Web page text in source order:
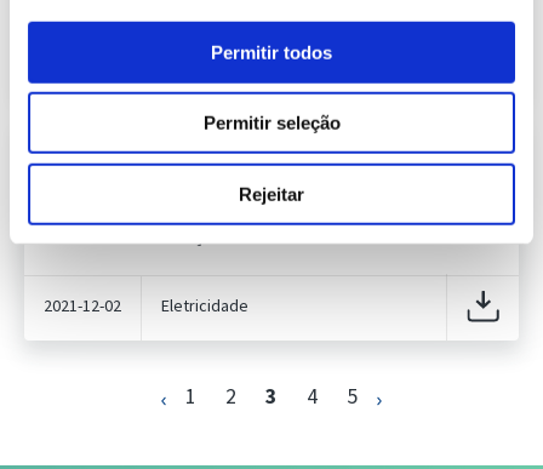
Permitir todos
Permitir seleção
Rejeitar
Eletricidade
Previsão do Consumo de Energia
Publicação com periodicidade mensal, com
2021-12-02 Eletricidade
1 2 3 4 5